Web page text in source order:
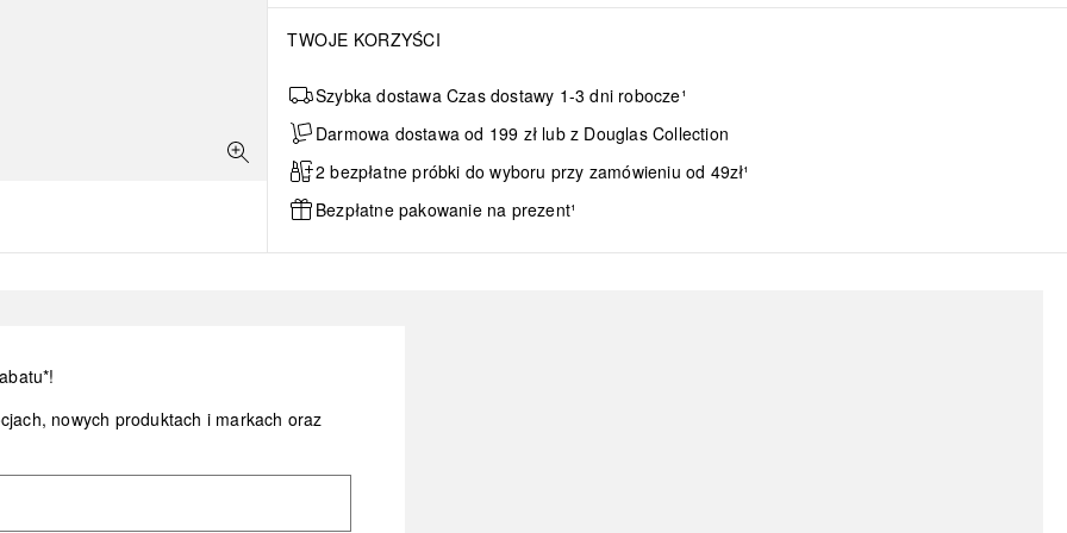
TWOJE KORZYŚCI
Szybka dostawa Czas dostawy 1-3 dni robocze¹
Darmowa dostawa od 199 zł lub z Douglas Collection
2 bezpłatne próbki do wyboru przy zamówieniu od 49zł¹
Bezpłatne pakowanie na prezent¹
nowych produktach i markach oraz